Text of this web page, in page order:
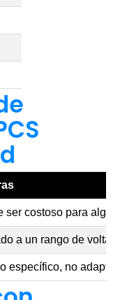
ser costoso para
a un rango de voltaje
específico, no